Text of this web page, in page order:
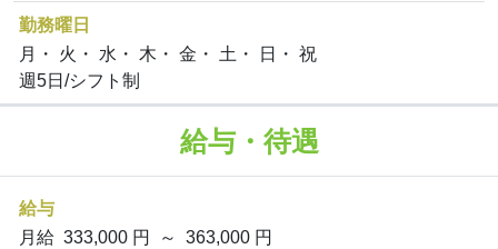
勤務曜日
月・ 火・ 水・ 木・ 金・ 土・ 日・ 祝
週5日/シフト制
給与・待遇
給与
月給 333,000 円 ～ 363,000 円